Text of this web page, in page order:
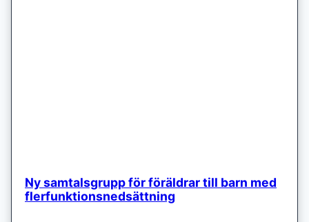
Ny samtalsgrupp för föräldrar till barn med
flerfunktionsnedsättning